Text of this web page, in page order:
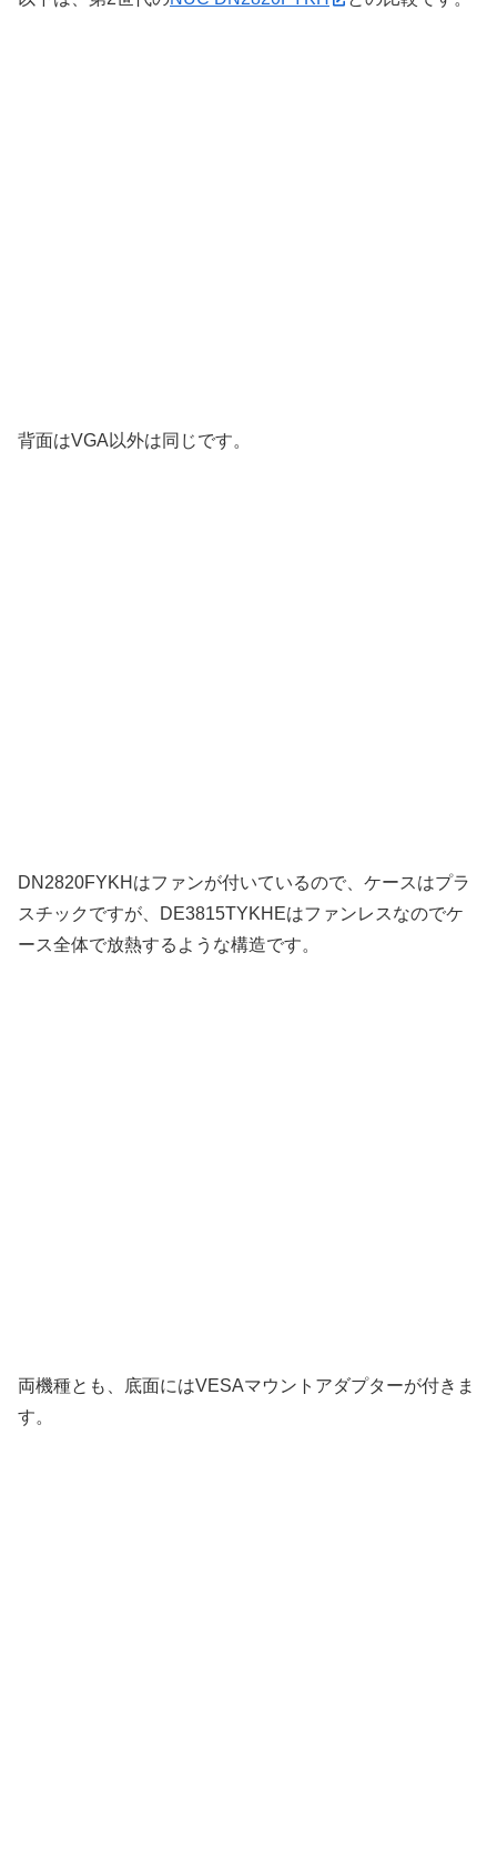
背面はVGA以外は同じです。
DN2820FYKHはファンが付いているので、ケースはプラ
スチックですが、DE3815TYKHEはファンレスなのでケ
ース全体で放熱するような構造です。
両機種とも、底面にはVESAマウントアダプターが付きま
す。